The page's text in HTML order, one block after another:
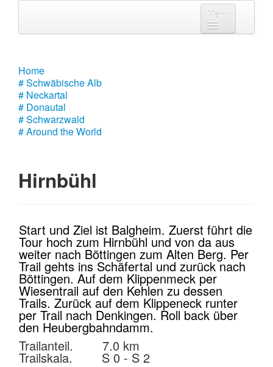
Menu
# Schwäbische Alb
# Neckartal
# Donautal
Home
# Schwäbische Alb
# Neckartal
# Donautal
# Schwarzwald
# Around the World
Hirnbühl
Start und Ziel ist Balgheim. Zuerst führt die
Tour hoch zum Hirnbühl und von da aus
weiter nach Böttingen zum Alten Berg. Per
Trail gehts ins Schäfertal und zurück nach
Böttingen. Auf dem Klippenmeck per
Wiesentrail auf den Kehlen zu dessen
Trails. Zurück auf dem Klippeneck runter
per Trail nach Denkingen. Roll back über
den Heubergbahndamm.
Trailanteil. 7.0 km
Trailskala. S 0 - S 2